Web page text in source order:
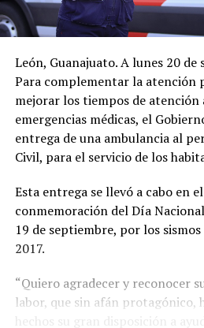
León, Guanajuato. A lunes 20 de
Para complementar la atención
mejorar los tiempos de atención
emergencias médicas, el
entrega de una ambulancia al
Civil, para el servicio de los
Esta entrega se llevó a cabo en
conmemoración del Día
19 de septiembre, por los
2017.
“Quiero agradecer y reconocer
labor, que sin afán protagónico,